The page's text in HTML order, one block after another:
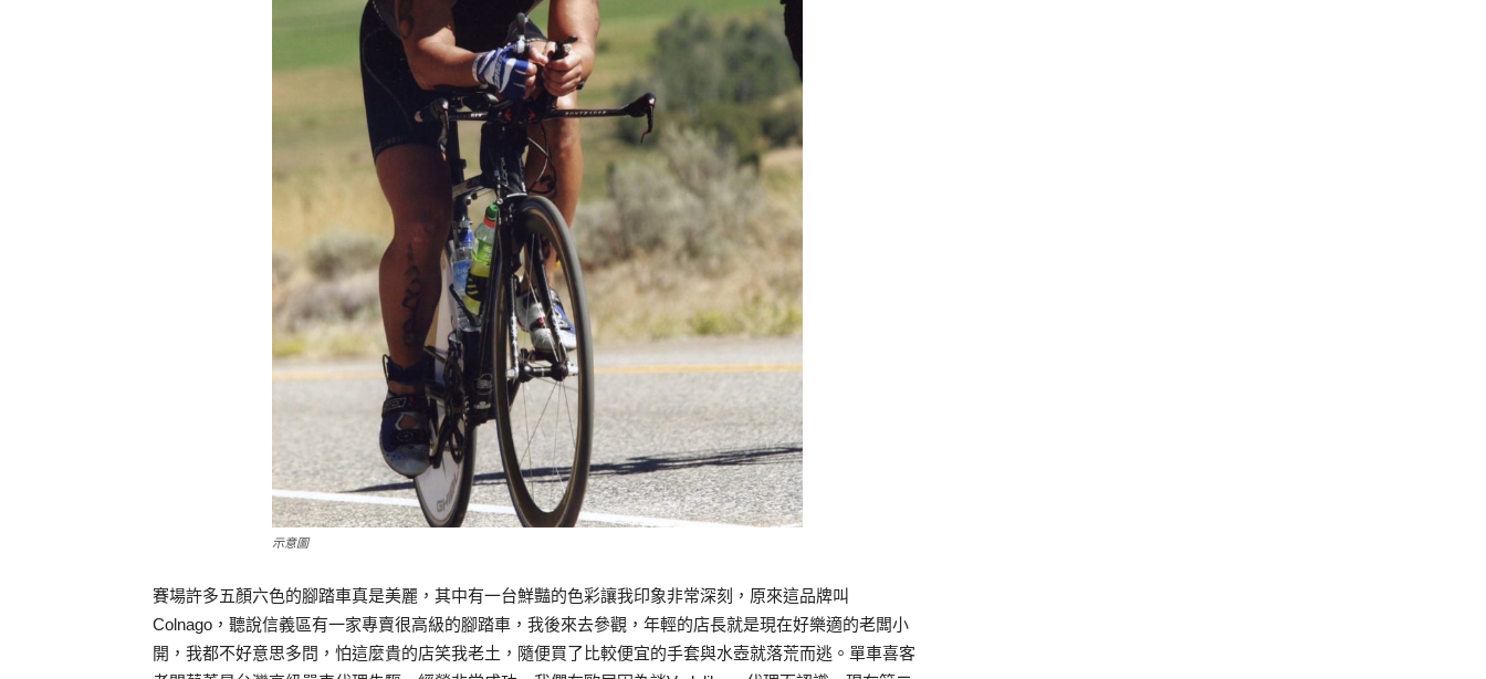
示意圖
賽場許多五顏六色的腳踏車真是美麗，其中有一台鮮豔的色彩讓我印象非常深刻，原來這品牌叫
Colnago，聽說信義區有一家專賣很高級的腳踏車，我後來去參觀，年輕的店長就是現在好樂適的老闆小
開，我都不好意思多問，怕這麼貴的店笑我老土，隨便買了比較便宜的手套與水壺就落荒而逃。單車喜客